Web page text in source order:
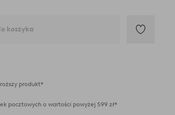
koszyka
produkt*
pocztowych o wartości powyżej 599 zł*